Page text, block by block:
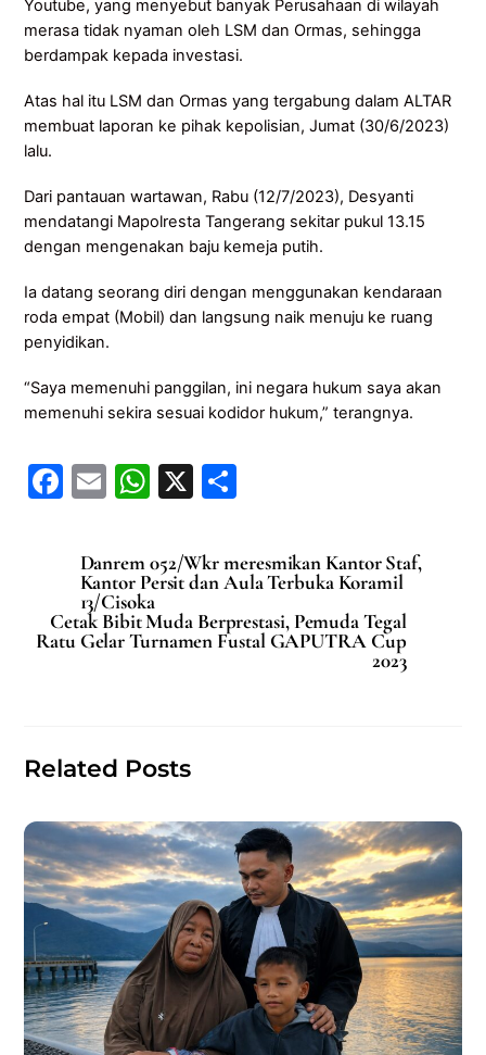
Youtube, yang menyebut banyak Perusahaan di wilayah
merasa tidak nyaman oleh LSM dan Ormas, sehingga
berdampak kepada investasi.
Atas hal itu LSM dan Ormas yang tergabung dalam ALTAR
membuat laporan ke pihak kepolisian, Jumat (30/6/2023)
lalu.
Dari pantauan wartawan, Rabu (12/7/2023), Desyanti
mendatangi Mapolresta Tangerang sekitar pukul 13.15
dengan mengenakan baju kemeja putih.
Ia datang seorang diri dengan menggunakan kendaraan
roda empat (Mobil) dan langsung naik menuju ke ruang
penyidikan.
“Saya memenuhi panggilan, ini negara hukum saya akan
memenuhi sekira sesuai kodidor hukum,” terangnya.
F
c
e
b
o
E
ai
l
W
at
s
A
p
X
ar
e
Danrem 052/Wkr meresmikan Kantor Staf,
Kantor Persit dan Aula Terbuka Koramil
13/Cisoka
Cetak Bibit Muda Berprestasi, Pemuda Tegal
Ratu Gelar Turnamen Fustal GAPUTRA Cup
2023
Related Posts